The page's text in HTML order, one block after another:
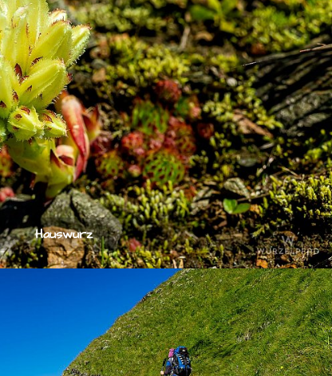
Hauswurz